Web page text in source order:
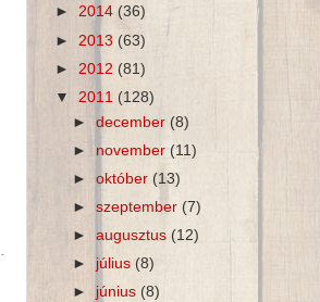
► 2014 (36)
► 2013 (63)
► 2012 (81)
▼ 2011 (128)
►december (8)
► november(11)
►október (13)
►szeptember (7)
►augusztus (12)
► július(8)
► június (8)